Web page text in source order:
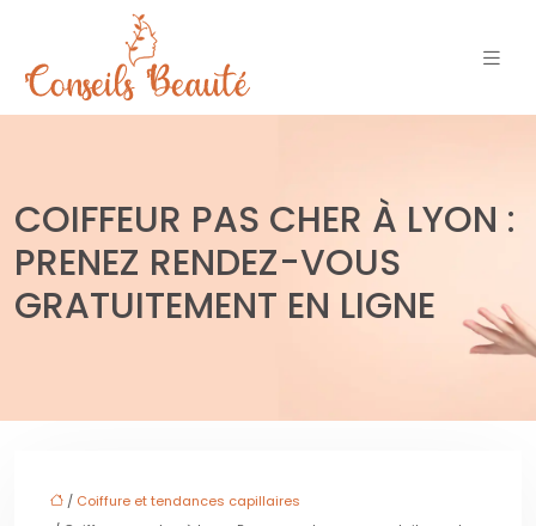
COIFFEUR PAS CHER À LYON :
PRENEZ RENDEZ-VOUS
GRATUITEMENT EN LIGNE
/ Coiffure et tendances capillaires